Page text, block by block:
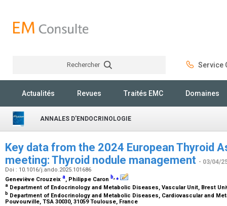
Rechercher Service
Actualités Revues Traités EMC Domaines
ANNALES D'ENDOCRINOLOGIE
Key data from the 2024 European Thyroid
meeting: Thyroid nodule management - 03/04/
Doi : 10.1016/j.ando.2025.101686
Geneviève Crouzeix a, Philippe Caron b,⁎
a Department of Endocrinology and Metabolic Diseases, Vascular Unit, Brest
b Department of Endocrinology and Metabolic Diseases, Cardiovascular and
Pouvourville, TSA 30030, 31059 Toulouse, France